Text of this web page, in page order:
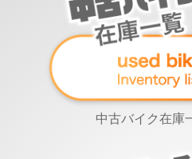
中古バイク在庫